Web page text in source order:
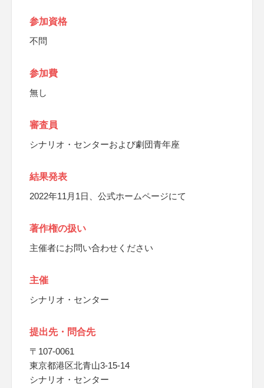
参加資格
不問
参加費
無し
審査員
シナリオ・センターおよび劇団青年座
結果発表
2022年11月1日、公式ホームページにて
著作権の扱い
主催者にお問い合わせください
主催
シナリオ・センター
提出先・問合先
〒107-0061
東京都港区北青山3-15-14
シナリオ・センター